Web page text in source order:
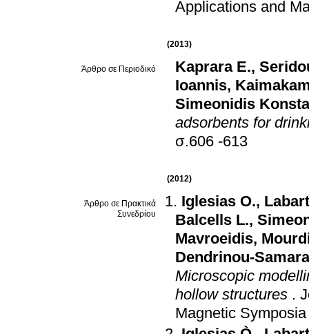
Applications and
(2013)
Άρθρο σε Περιοδικό Kaprara E.,
Ioannis,
Simeonidis
adsorbents for
σ.606 -613
(2012)
Άρθρο σε Πρακτικά
Συνεδρίου
Iglesias O.,
Balcells L.,
Mavroeidis,
Dendrinou-
Microscopic
hollow structures .
Magnetic Symposia